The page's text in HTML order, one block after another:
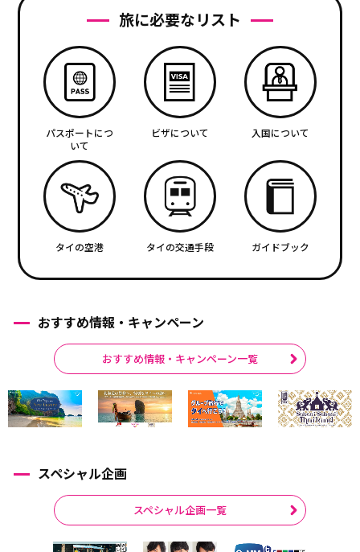
旅に必要なリスト
パスポートにつ
いて
ビザについて 入国について
タイの空港 タイの交通手段 ガイドブック
おすすめ情報・キャンペーン
おすすめ情報・キャンペーン一覧
スペシャル企画
スペシャル企画一覧